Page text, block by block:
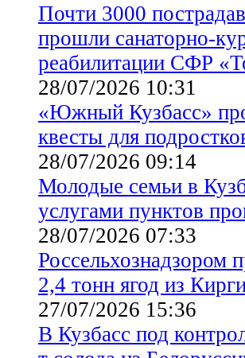
Почти 3000
прошли санаторно-
реабилитации СФР
28/07/2026 10:31
«Южный Кузбасс»
квесты для
28/07/2026 09:14
Молодые семьи в
услугами пунктов
28/07/2026 07:33
Россельхознадзором
2,4 тонн ягод из
27/07/2026 15:36
В Кузбасс под